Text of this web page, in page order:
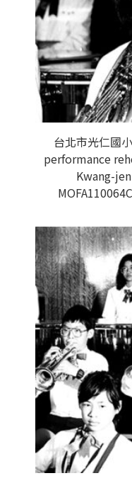
台北市光仁國
performance
Kwang-